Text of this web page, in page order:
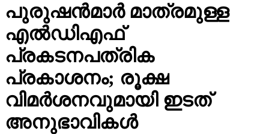
പുരുഷന്‍മാര്‍ മാത്രമുള്ള
എല്‍ഡിഎഫ്
പ്രകടനപത്രിക
പ്രകാശനം; രൂക്ഷ
വിമര്‍ശനവുമായി ഇടത്
അനുഭാവികൾ